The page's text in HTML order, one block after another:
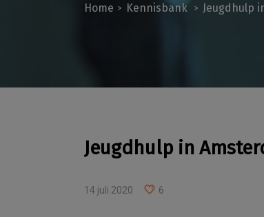
Home > Kennisbank > Jeugdhulp
Jeugdhulp in
14 juli 2020 6